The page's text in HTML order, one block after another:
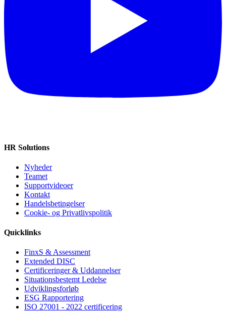
HR Solutions
Nyheder
Teamet
Supportvideoer
Kontakt
Handelsbetingelser
Cookie‑ og Privatlivspolitik
Quicklinks
FinxS & Assessment
Extended DISC
Certificeringer & Uddannelser
Situationsbestemt Ledelse
Udviklingsforløb
ESG Rapportering
ISO 27001 - 2022 certificering